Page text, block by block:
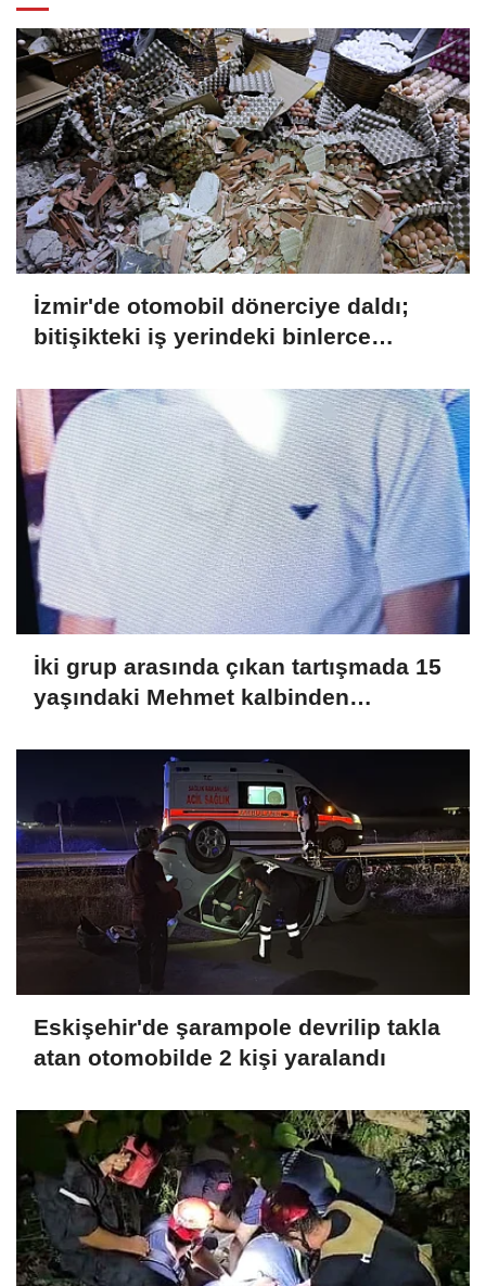
İzmir'de otomobil dönerciye daldı;
bitişikteki iş yerindeki binlerce
İki grup arasında çıkan tartışmada 15
yaşındaki Mehmet kalbinden
Eskişehir'de şarampole devrilip takla
atan otomobilde 2 kişi yaralandı